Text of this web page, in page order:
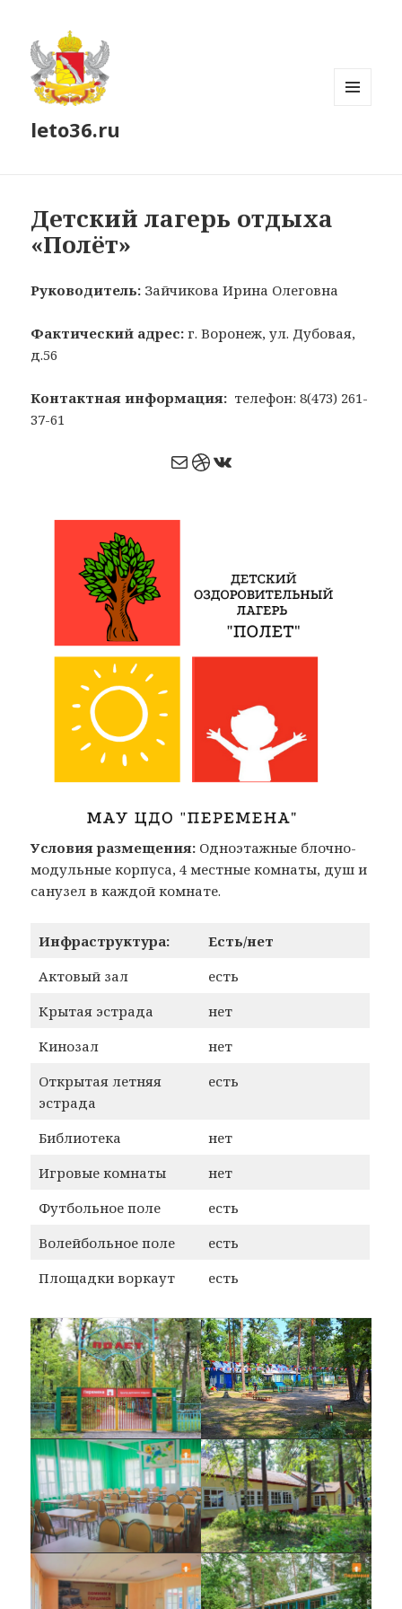
leto36.ru
Детский лагерь отдыха
«Полёт»
Руководитель: Зайчикова Ирина Олеговна
Фактический адрес: г. Воронеж, ул. Дубовая,
д.56
Контактная информация: телефон: 8(473) 261-
37-61
Почта Dribbble ВКонтакте
Условия размещения: Одноэтажные блочно-
модульные корпуса, 4 местные комнаты, душ и
санузел в каждой комнате.
Инфраструктура:
Есть/нет
Актовый зал
есть
Крытая эстрада
нет
Кинозал
нет
Открытая летняя
эстрада
есть
Библиотека
нет
Игровые комнаты
нет
Футбольное поле
есть
Волейбольное поле
есть
Площадки воркаут
есть